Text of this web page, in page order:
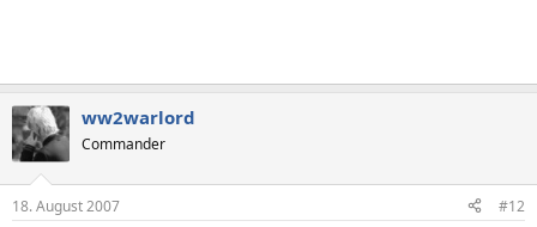
ww2warlord
Commander
18. August 2007 #12